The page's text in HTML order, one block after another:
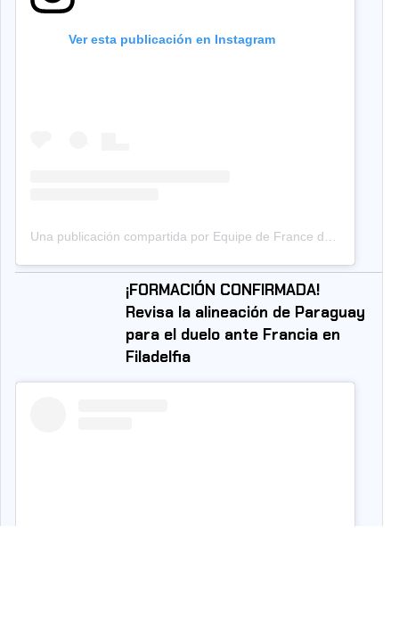
Ver esta publicación en Instagram
Una publicación compartida por Equipe de France de Football (@equipedefrance)
¡FORMACIÓN CONFIRMADA!
Revisa la alineación de Paraguay
para el duelo ante Francia en
Filadelfia